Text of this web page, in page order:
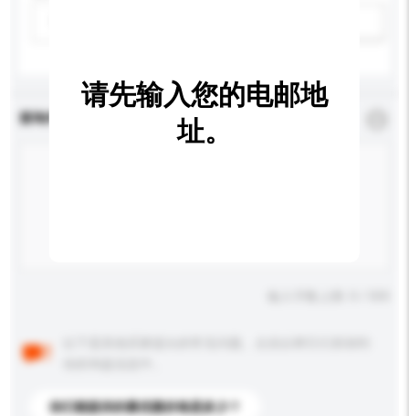
查询内容
你们能提供的最优惠价格是多少？
请先输入您的电邮地
址。